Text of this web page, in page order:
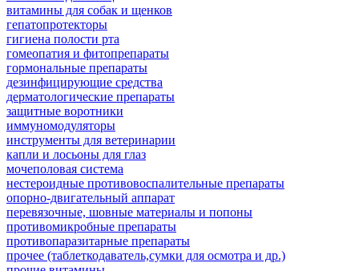
витамины для собак и щенков
гепатопротекторы
гигиена полости рта
гомеопатия и фитопрепараты
гормональные препараты
дезинфицирующие средства
дерматологические препараты
защитные воротники
иммуномодуляторы
инструменты для ветеринарии
капли и лосьоны для глаз
мочеполовая система
нестероидные противовоспалительные препараты
опорно-двигательный аппарат
перевязочные, шовные материалы и попоны
противомикробные препараты
противопаразитарные препараты
прочее (таблеткодаватель,сумки для осмотра и др.)